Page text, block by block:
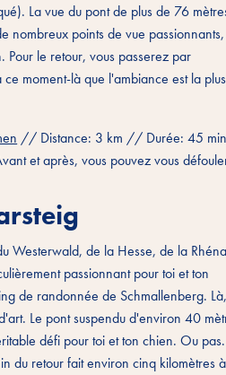
La vue du pont de plus de 76
nombreux points de vue
le retour, vous passerez par
moment-là que l'ambiance est la plus
// Distance: 3 km // Durée: 45
et après, vous pouvez vous
Westerwald, de la Hesse, de la
passionnant pour toi et ton
de randonnée de Schmallenberg.
Le pont suspendu d'environ 40
défi pour toi et ton chien. Ou
du retour fait environ cinq kilomètres à